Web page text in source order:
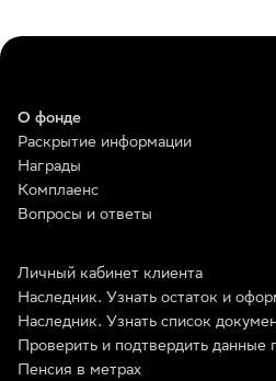
О фонде
Раскрытие информации
Награды
Комплаенс
Вопросы и ответы
Личный кабинет клиента
Наследник. Узнать остаток и
Наследник. Узнать список
Проверить и подтвердить
Пенсия в метрах